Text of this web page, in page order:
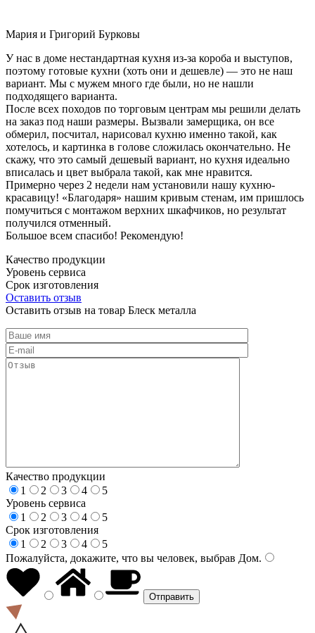
Мария и Григорий Бурковы
У нас в доме нестандартная кухня из-за короба и выступов,
поэтому готовые кухни (хоть они и дешевле) — это не наш
вариант. Мы с мужем много где были, но не нашли
подходящего варианта.
После всех походов по торговым центрам мы решили делать
на заказ под наши размеры. Вызвали замерщика, он все
обмерил, посчитал, нарисовал кухню именно такой, как
хотелось, и картинка в голове сложилась окончательно. Не
скажу, что это самый дешевый вариант, но кухня идеально
вписалась и цвет выбрала такой, как мне нравится.
Примерно через 2 недели нам установили нашу кухню-
красавицу! «Благодаря» нашим кривым стенам, им пришлось
помучиться с монтажом верхних шкафчиков, но результат
получился отменный.
Большое всем спасибо! Рекомендую!
Качество продукции
Уровень сервиса
Срок изготовления
Оставить отзыв
Оставить отзыв на товар Блеск металла
Качество продукции
1
2 3 4
5
Уровень сервиса
1
2 3 4
5
Срок изготовления
1
2 3 4
5
Пожалуйста, докажите, что вы человек, выбрав Дом.